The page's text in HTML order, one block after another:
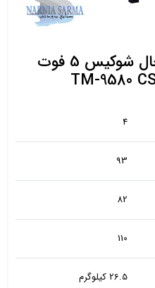
مشخصات فنی یخچال شوکیس 5 فوت
4
93
82
110
26.5 کیلوگرم